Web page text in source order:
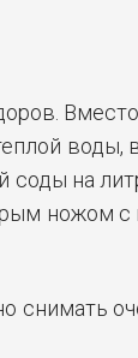
Вместо
воды,
соды на
ножом с
снимать